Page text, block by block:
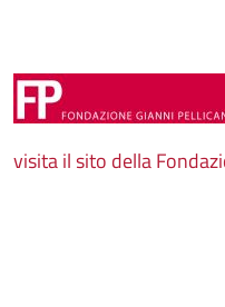
visita il sito della